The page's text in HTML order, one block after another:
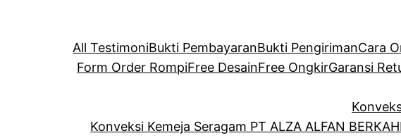
All TestimoniBukti PembayaranBukti PengirimanCara
Form Order RompiFree DesainFree OngkirGaransi
Konveksi Kemeja Seragam PT ALZA ALFAN BERKAH